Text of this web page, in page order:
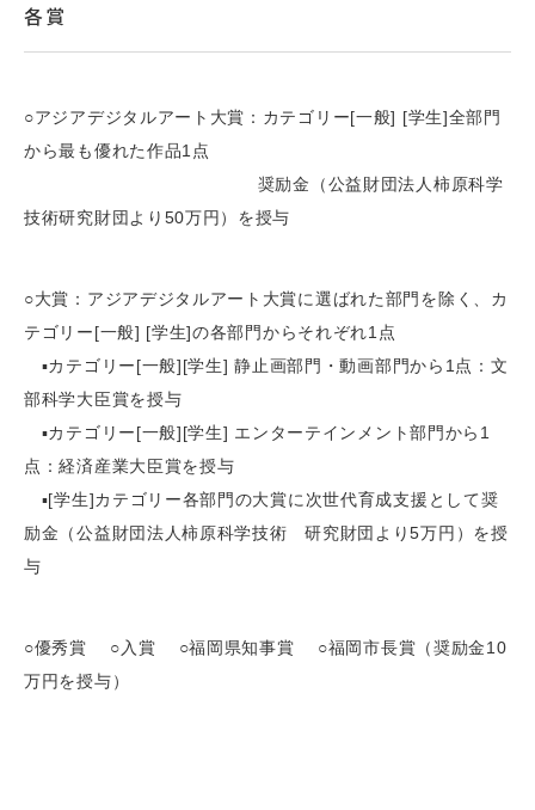
各賞
○アジアデジタルアート大賞：カテゴリー[一般] [学生]全部門
から最も優れた作品1点
奨励金（公益財団法人柿原科学
技術研究財団より50万円）を授与
○大賞：アジアデジタルアート大賞に選ばれた部門を除く、カ
テゴリー[一般] [学生]の各部門からそれぞれ1点
▪カテゴリー[一般][学生] 静止画部門・動画部門から1点：文
部科学大臣賞を授与
▪カテゴリー[一般][学生] エンターテインメント部門から1
点：経済産業大臣賞を授与
▪[学生]カテゴリー各部門の大賞に次世代育成支援として奨
励金（公益財団法人柿原科学技術 研究財団より5万円）を授
与
○優秀賞 ○入賞 ○福岡県知事賞 ○福岡市長賞（奨励金10
万円を授与）